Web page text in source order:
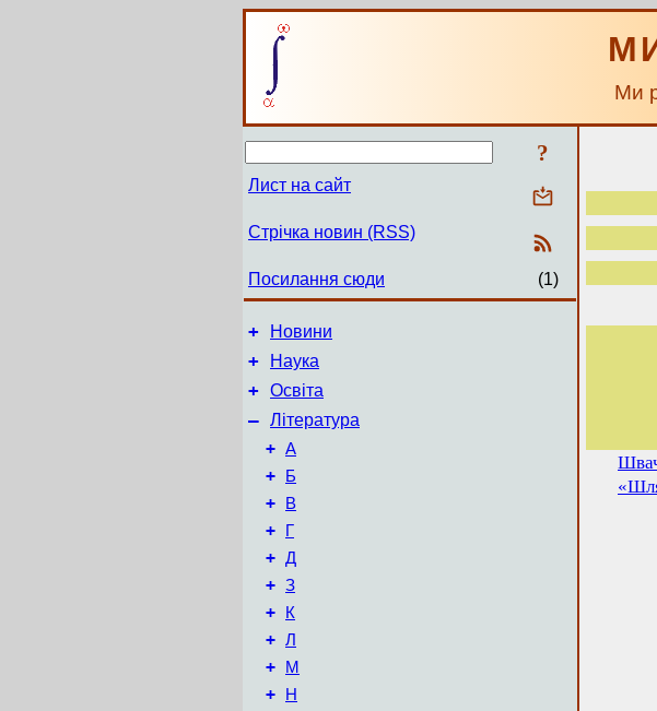
Ми
?
Лист на сайт
Стрічка новин (RSS)
Посилання сюди (1)
+ Новини
+ Наука
+ Освіта
– Література
+ А
+ Б
+ В
+ Г
+ Д
+ З
+ К
+ Л
+ М
+ Н